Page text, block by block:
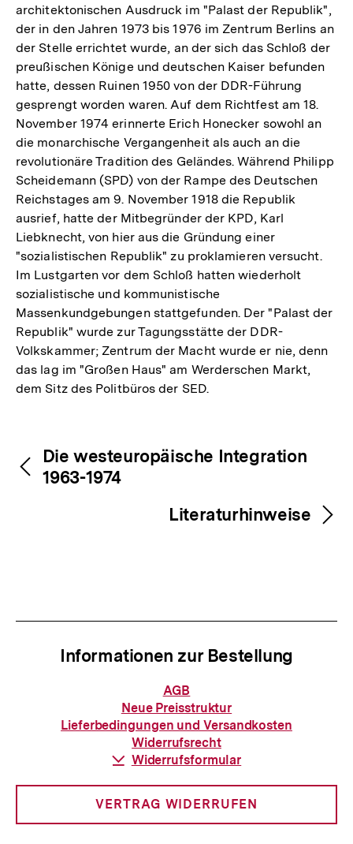
architektonischen Ausdruck im "Palast der Republik",
der in den Jahren 1973 bis 1976 im Zentrum Berlins an
der Stelle errichtet wurde, an der sich das Schloß der
preußischen Könige und deutschen Kaiser befunden
hatte, dessen Ruinen 1950 von der DDR-Führung
gesprengt worden waren. Auf dem Richtfest am 18.
November 1974 erinnerte Erich Honecker sowohl an
die monarchische Vergangenheit als auch an die
revolutionäre Tradition des Geländes. Während Philipp
Scheidemann (SPD) von der Rampe des Deutschen
Reichstages am 9. November 1918 die Republik
ausrief, hatte der Mitbegründer der KPD, Karl
Liebknecht, von hier aus die Gründung einer
"sozialistischen Republik" zu proklamieren versucht.
Im Lustgarten vor dem Schloß hatten wiederholt
sozialistische und kommunistische
Massenkundgebungen stattgefunden. Der "Palast der
Republik" wurde zur Tagungsstätte der DDR-
Volkskammer; Zentrum der Macht wurde er nie, denn
das lag im "Großen Haus" am Werderschen Markt,
dem Sitz des Politbüros der SED.
Inhaltsnavigation
Inhaltsnavigation
Die westeuropäische Integration
1963-1974
Literaturhinweise
Informationen zur Bestellung
Informationen
zur
Bestellung
AGB
Neue Preisstruktur
Lieferbedingungen und Versandkosten
Widerrufsrecht
Download-
Widerrufsformular
VERTRAG WIDERRUFEN